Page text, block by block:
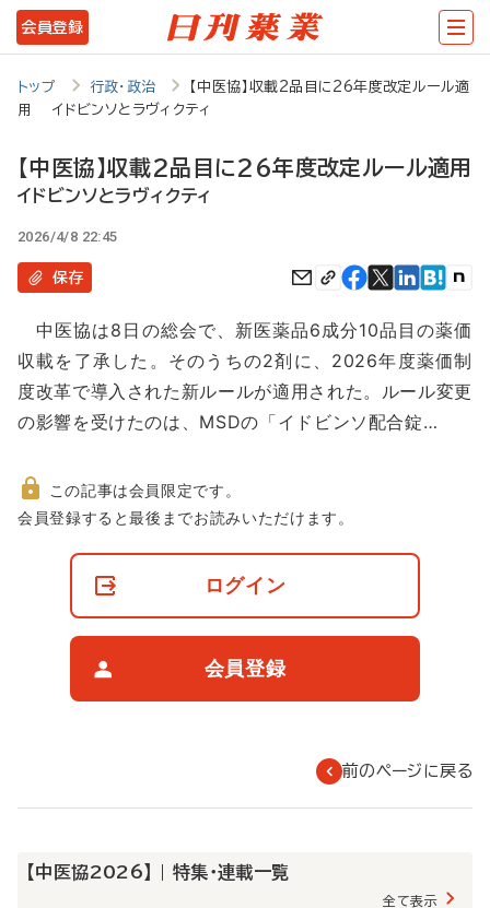
メ
イ
テ
ツ
に
動
会員登録
トップ 行政・政治
【中医協】収載2品目に26年度改定ルール適
用 イドビンソとラヴィクティ
【中医協】収載2品目に26年度改定ルール適用
イドビンソとラヴィクティ
2026/4/8 22:45
保存
中医協は8日の総会で、新医薬品6成分10品目の薬価
収載を了承した。そのうちの2剤に、2026年度薬価制
度改革で導入された新ルールが適用された。ルール変更
の影響を受けたのは、MSDの「イドビンソ配合錠…
非
この記事は会員限定です。
会員登録すると最後までお読みいただけます。
ログイン
会員登録
前のページに戻る
【中医協2026】 | 特集・連載一覧
全て表示